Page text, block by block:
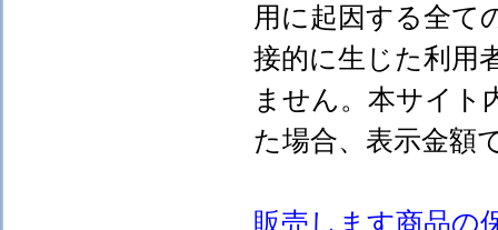
用に起因する全て
接的に生じた利用
ません。本サイト
た場合、表示金
販売します商品の